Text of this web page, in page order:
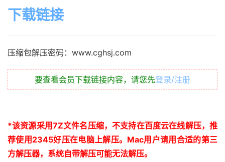
下载链接
压缩包解压密码：www.cghsj.com
要查看会员下载链接内容，请您先登录/注册
*该资源采用7Z文件名压缩，不支持在百度云在线解压，推
荐使用2345好压在电脑上解压。 Mac用户请用合适的第三
方解压器，系统自带解压可能无法解压。